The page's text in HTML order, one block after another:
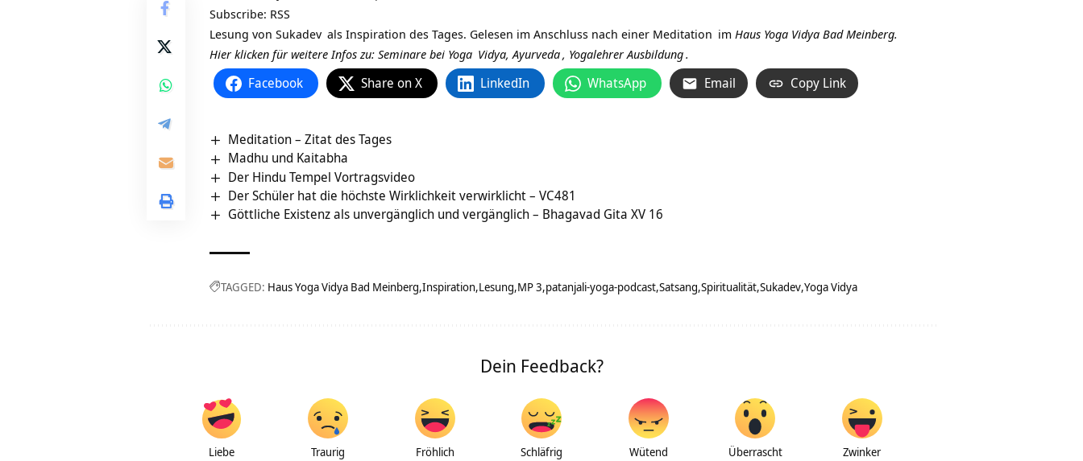
Subscribe: RSS
Lesung von Sukadev als Inspiration des Tages. Gelesen im Anschluss nach einer Meditation im Haus Yoga Vidya Bad Meinberg.
Hier klicken für weitere Infos zu: Seminare bei Yoga Vidya,Ayurveda, Yogalehrer Ausbildung.
Facebook Share on X LinkedIn WhatsApp Email Copy Link
Meditation – Zitat des Tages
Madhu und Kaitabha
Der Hindu Tempel Vortragsvideo
Der Schüler hat die höchste Wirklichkeit verwirklicht – VC481
Göttliche Existenz als unvergänglich und vergänglich – Bhagavad Gita XV 16
TAGGED: Haus Yoga Vidya Bad Meinberg Inspiration Lesung MP 3 patanjali-yoga-podcast Satsang Spiritualität Sukadev Yoga Vidya
Dein Feedback?
Liebe Traurig Fröhlich Schläfrig Wütend Überrascht Zwinker